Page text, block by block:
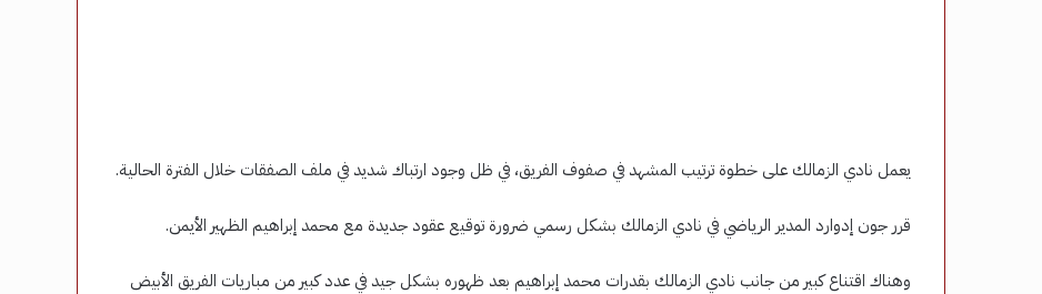
يعمل نادي الزمالك على خطوة ترتيب المشهد في صفوف الفريق، في ظل وجود ارتباك شديد في ملف الصفقات خلال الفترة الحالية.
قرر جون إدوارد المدير الرياضي في نادي الزمالك بشكل رسمي ضرورة توقيع عقود جديدة مع محمد إبراهيم الظهير الأيمن.
وهناك اقتناع كبير من جانب نادي الزمالك بقدرات محمد إبراهيم بعد ظهوره بشكل جيد في عدد كبير من مباريات الفريق الأبيض